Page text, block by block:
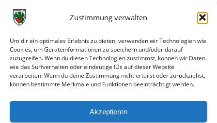
Zustimmung verwalten
Um dir ein optimales Erlebnis zu bieten, verwenden wir Technologien wie
Cookies, um Geräteinformationen zu speichern und/oder darauf
zuzugreifen. Wenn du diesen Technologien zustimmst, können wir Daten
wie das Surfverhalten oder eindeutige IDs auf dieser Website
verarbeiten. Wenn du deine Zustimmung nicht erteilst oder zurückziehst,
können bestimmte Merkmale und Funktionen beeinträchtigt werden.
Akzeptieren
31. Juli 2026
30. Juli 2026
Deine Spielminute: 89+1
28. Juli 2026
Neuer Rückensponsor
Neue Podcast-Folge: So tickt Björn!
27. Juli 2026